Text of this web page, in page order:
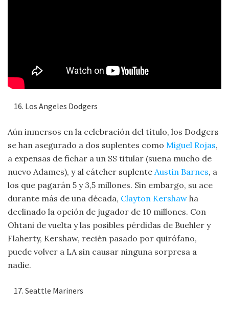
Los Angeles Dodgers
Aún inmersos en la celebración del título, los Dodgers
se han asegurado a dos suplentes como Miguel Rojas,
a expensas de fichar a un SS titular (suena mucho de
nuevo Adames), y al cátcher suplente Austin Barnes, a
los que pagarán 5 y 3,5 millones. Sin embargo, su ace
durante más de una década, Clayton Kershaw ha
declinado la opción de jugador de 10 millones. Con
Ohtani de vuelta y las posibles pérdidas de Buehler y
Flaherty, Kershaw, recién pasado por quirófano,
puede volver a LA sin causar ninguna sorpresa a
nadie.
Seattle Mariners